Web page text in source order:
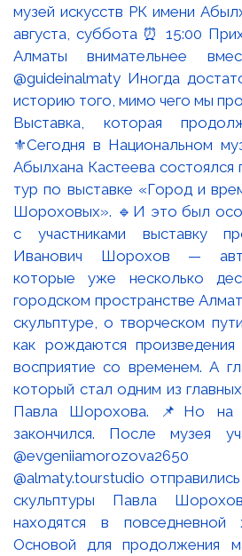
Выставка, которая
⚜️Сегодня в Национальном
Абылхана Кастеева состоялся
тур по выставке «Город и
Шороховых». 🔹И это был
с участниками выставку
Иванович Шорохов —
которые уже несколько
городском пространстве
скульптуре, о творческом
как рождаются
восприятие со временем. А
который стал одним из
Павла Шорохова. 📌Но на
закончился. После музея
@almaty.tourstudio
скульптуры Павла
находятся в повседневной
Основой для продолжения